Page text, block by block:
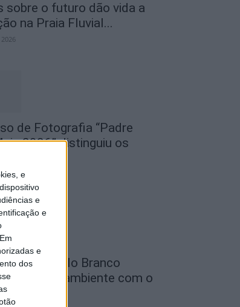
e
e
e
e
dos
sobre o futuro dão vida a
na Praia Fluvial...
de Fotografia “Padre
2026” distinguiu os
de Castelo Branco
defesa do ambiente com o